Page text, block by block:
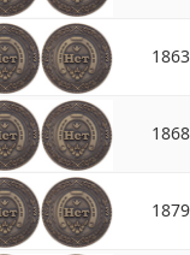
1863
1868
1879